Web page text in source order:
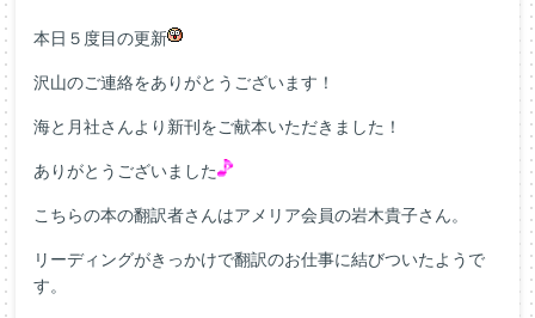
本日５度目の更新
沢山のご連絡をありがとうございます！
海と月社さんより新刊をご献本いただきました！
ありがとうございました
こちらの本の翻訳者さんはアメリア会員の岩木貴子さん。
リーディングがきっかけで翻訳のお仕事に結びついたようで
す。